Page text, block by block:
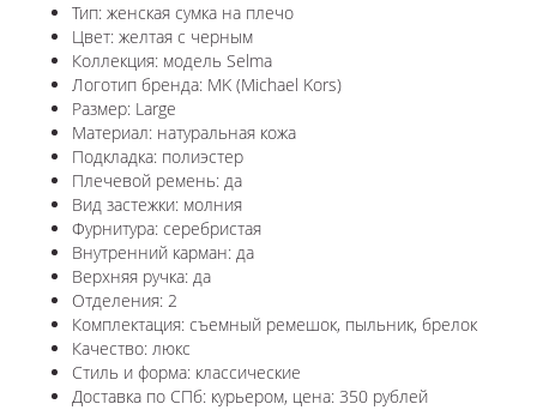
Тип: женская сумка на плечо
Цвет: желтая с черным
Коллекция: модель Selma
Логотип бренда: MK (Michael Kors)
Размер: Large
Материал: натуральная кожа
Подкладка: полиэстер
Плечевой ремень: да
Вид застежки: молния
Фурнитура: серебристая
Внутренний карман: да
Верхняя ручка: да
Отделения: 2
Комплектация: съемный ремешок, пыльник, брелок
Качество: люкс
Стиль и форма: классические
Доставка по СПб: курьером, цена: 350 рублей